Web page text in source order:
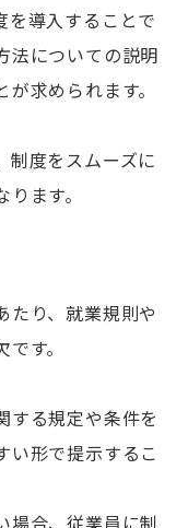
を導入することで
法についての説明
求められます。
制度をスムーズに
ます。
たり、就業規則や
す。
する規定や条件を
い形で提示するこ